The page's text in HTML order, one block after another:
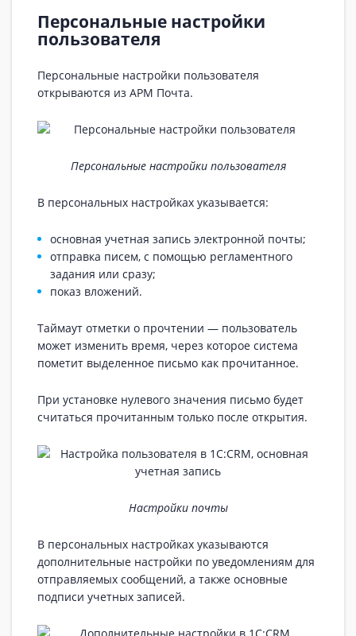
Персональные настройки
пользователя
Персональные настройки пользователя
открываются из АРМ Почта.
Персональные настройки пользователя
В персональных настройках указывается:
основная учетная запись электронной почты;
отправка писем, с помощью регламентного
задания или сразу;
показ вложений.
Таймаут отметки о прочтении — пользователь
может изменить время, через которое система
пометит выделенное письмо как прочитанное.
При установке нулевого значения письмо будет
считаться прочитанным только после открытия.
Настройки почты
В персональных настройках указываются
дополнительные настройки по уведомлениям для
отправляемых сообщений, а также основные
подписи учетных записей.